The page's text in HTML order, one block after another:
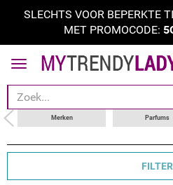
SLECHTS VOOR BEPERKTE
MET PROMOCODE:
Merken Parfums
sorteer op
categorie
merken
productsoort
FILTER